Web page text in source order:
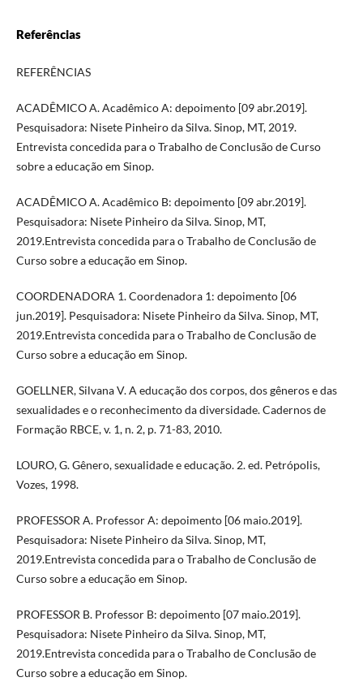
Referências
REFERÊNCIAS
ACADÊMICO A. Acadêmico A: depoimento [09 abr.2019].
Pesquisadora: Nisete Pinheiro da Silva. Sinop, MT, 2019.
Entrevista concedida para o Trabalho de Conclusão de Curso
sobre a educação em Sinop.
ACADÊMICO A. Acadêmico B: depoimento [09 abr.2019].
Pesquisadora: Nisete Pinheiro da Silva. Sinop, MT,
2019.Entrevista concedida para o Trabalho de Conclusão de
Curso sobre a educação em Sinop.
COORDENADORA 1. Coordenadora 1: depoimento [06
jun.2019]. Pesquisadora: Nisete Pinheiro da Silva. Sinop, MT,
2019.Entrevista concedida para o Trabalho de Conclusão de
Curso sobre a educação em Sinop.
GOELLNER, Silvana V. A educação dos corpos, dos gêneros e das
sexualidades e o reconhecimento da diversidade. Cadernos de
Formação RBCE, v. 1, n. 2, p. 71-83, 2010.
LOURO, G. Gênero, sexualidade e educação. 2. ed. Petrópolis,
Vozes, 1998.
PROFESSOR A. Professor A: depoimento [06 maio.2019].
Pesquisadora: Nisete Pinheiro da Silva. Sinop, MT,
2019.Entrevista concedida para o Trabalho de Conclusão de
Curso sobre a educação em Sinop.
PROFESSOR B. Professor B: depoimento [07 maio.2019].
Pesquisadora: Nisete Pinheiro da Silva. Sinop, MT,
2019.Entrevista concedida para o Trabalho de Conclusão de
Curso sobre a educação em Sinop.